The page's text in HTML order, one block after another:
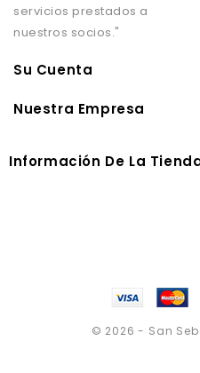
servicios prestados a
nuestros socios."
Su Cuenta
Nuestra Empresa
Información De La
© 2026 - San